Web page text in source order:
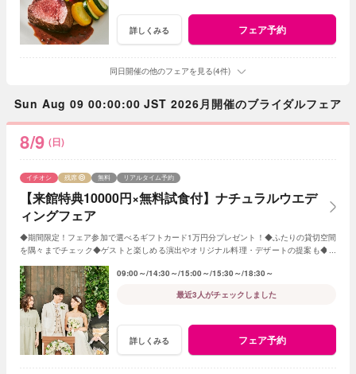
詳しくみる フェア予約
同日開催の他のフェアを見る(4件)
Sun Aug 09 00:00:00 JST 2026月開催のブライダルフェア
8/9 (日)
【来館特典10000円×無料試食付】ナチュラルウエデ
ィングフェア
イチオシ 残席 無料 リアルタイム予約
◆期間限定！フェア参加で選べるギフトカード1万円分プレゼント！◆ふたりの貸切空間
を隅々までチェック◆ゲストと楽しめる演出やオリジナル料理・デザートの提案も◆セ
09:00～ 14:30～ 15:00～ 15:30～ 18:30～
最近3人がチェックしました
詳しくみる フェア予約